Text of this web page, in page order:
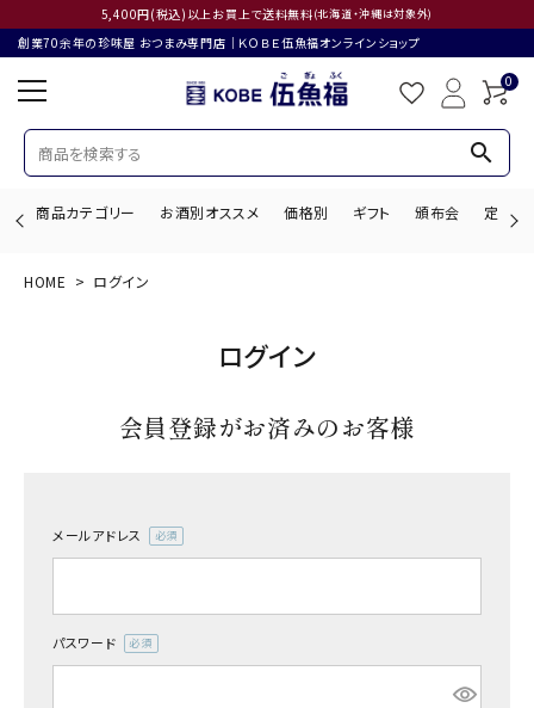
5,400円(税込)以上お買上で送料無料(北海道・沖縄は対象外)
創業70余年の珍味屋 おつまみ専門店│ＫＯＢＥ伍魚福オンラインショップ
0
search
商品カテゴリー お酒別オススメ 価格別 ギフト 頒布会 定期購
ようこそ ゲスト 様
商品カテゴリー
お酒別オススメ
HOME ログイン
ログイン
会員登録がお済みのお客様
メールアドレス
(必
パスワード
(必